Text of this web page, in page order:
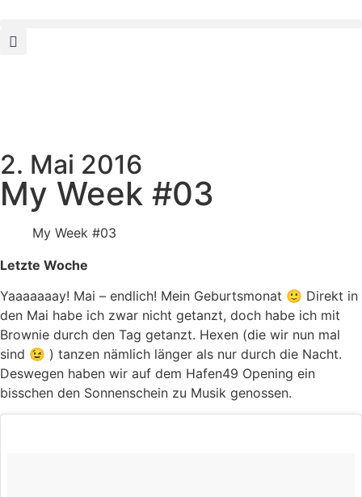
2. Mai 2016
My Week #03
My Week #03
Letzte Woche
Yaaaaaaay! Mai – endlich! Mein Geburtsmonat 🙂 Direkt in
den Mai habe ich zwar nicht getanzt, doch habe ich mit
Brownie durch den Tag getanzt. Hexen (die wir nun mal
sind 😉 ) tanzen nämlich länger als nur durch die Nacht.
Deswegen haben wir auf dem Hafen49 Opening ein
bisschen den Sonnenschein zu Musik genossen.